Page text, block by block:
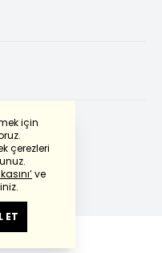
için
çerezleri
ve
ET